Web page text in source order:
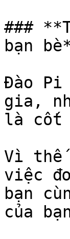
###
bạn
Đào Pi
gia,
là cốt
Vì thế
việc
bạn
của